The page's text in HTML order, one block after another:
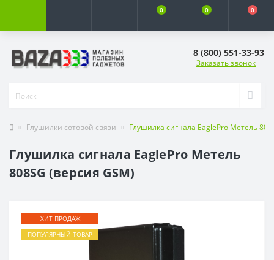
0 0 0
8 (800) 551-33-93
Заказать звонок
Глушилки сотовой связи Глушилка сигнала EaglePro Метель
Глушилка сигнала EaglePro Метель
808SG (версия GSM)
ХИТ ПРОДАЖ
ПОПУЛЯРНЫЙ ТОВАР